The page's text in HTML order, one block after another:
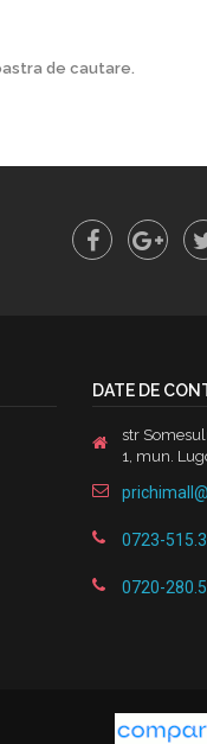
de cautare.
DATE DE
str
1, mun.
0723-
0720-